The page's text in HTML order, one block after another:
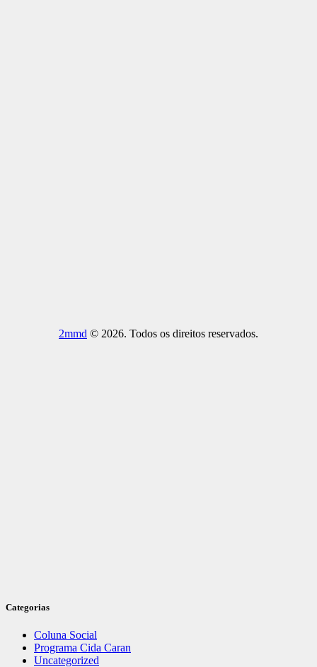
2mmd © 2026. Todos os direitos reservados.
Categorias
Coluna Social
Programa Cida Caran
Uncategorized